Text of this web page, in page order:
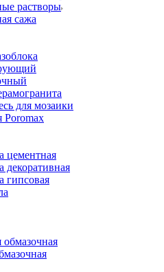
растворы
сажа
для мозаики
Poromax
цементная
декоративная
гипсовая